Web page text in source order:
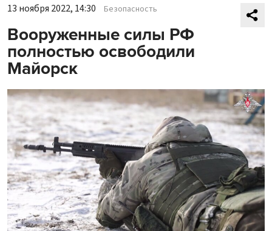
13 ноября 2022, 14:30 Безопасность
Вооруженные силы РФ
полностью освободили
Майорск